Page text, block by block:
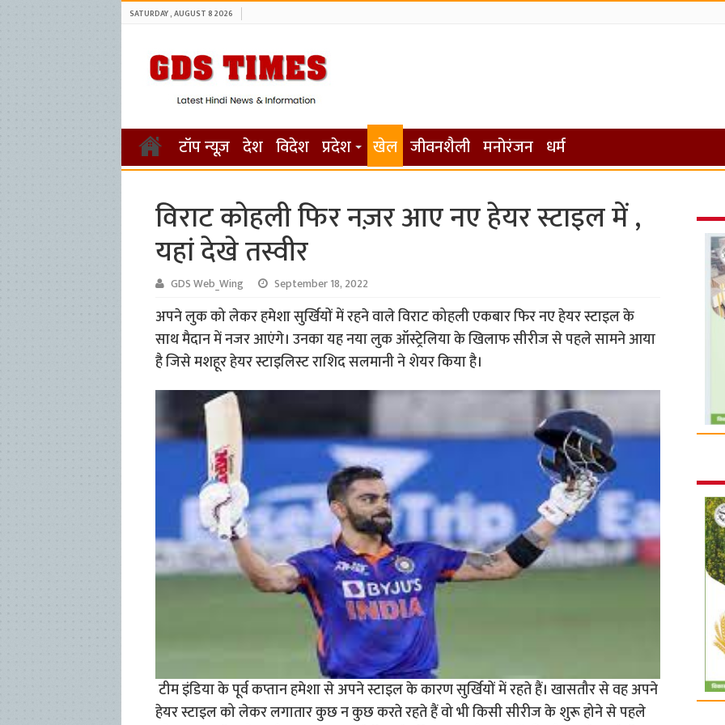
SATURDAY , AUGUST 8 2026
टॉप न्यूज़ देश विदेश प्रदेश खेल जीवनशैली मनोरंजन धर्म
विराट कोहली फिर नज़र आए नए हेयर स्टाइल में ,
यहां देखे तस्वीर
GDS Web_Wing September 18, 2022
अपने लुक को लेकर हमेशा सुर्खियों में रहने वाले विराट कोहली एकबार फिर नए हेयर स्टाइल के
साथ मैदान में नजर आएंगे। उनका यह नया लुक ऑस्ट्रेलिया के खिलाफ सीरीज से पहले सामने आया
है जिसे मशहूर हेयर स्टाइलिस्ट राशिद सलमानी ने शेयर किया है।
टीम इंडिया के पूर्व कप्तान हमेशा से अपने स्टाइल के कारण सुर्खियों में रहते हैं। खासतौर से वह अपने
हेयर स्टाइल को लेकर लगातार कुछ न कुछ करते रहते हैं वो भी किसी सीरीज के शुरू होने से पहले